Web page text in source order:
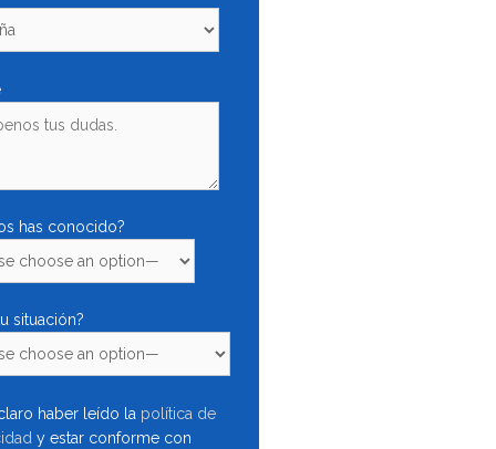
has conocido?
situación?
haber leído la política de
y estar conforme con